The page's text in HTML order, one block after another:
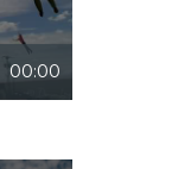
00:00